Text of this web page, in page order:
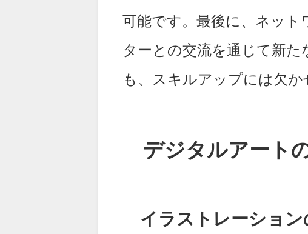
可能です。最後に、ネット
ターとの交流を通じて新
も、スキルアップには欠か
デジタルアート
イラストレーション